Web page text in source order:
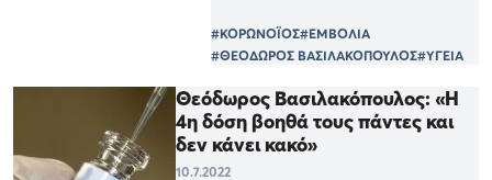
#ΚΟΡΩΝΟΪΟΣ#ΕΜΒΟΛΙΑ
#ΘΕΟΔΩΡΟΣ ΒΑΣΙΛΑΚΟΠΟΥΛΟΣ#ΥΓΕΙΑ
Θεόδωρος Βασιλακόπουλος: «Η
4η δόση βοηθά τους πάντες και
δεν κάνει κακό»
10.7.2022